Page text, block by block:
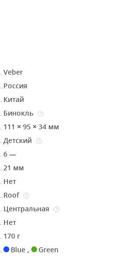
Veber
Россия
Китай
Бинокль ?
111 × 95 × 34 мм
Детский ?
6 —
21 мм
Нет
Roof ?
Центральная ?
Нет
170 г
Blue , Green